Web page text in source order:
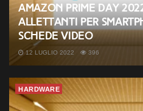
Amazon Prime Day
allettanti per
schede video
12 LUGLIO 2022 396
HARDWARE